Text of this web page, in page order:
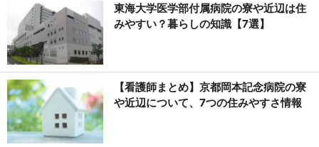
東海大学医学部付属病院の寮や近辺は住
みやすい？暮らしの知識【7選】
【看護師まとめ】京都岡本記念病院の寮
や近辺について、7つの住みやすさ情報